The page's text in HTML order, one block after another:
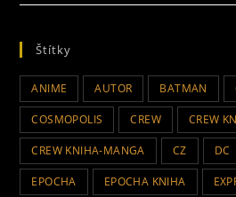
Štítky
ANIME AUTOR BATMAN
COSMOPOLIS CREW CREW
CREW KNIHA-MANGA CZ DC
EPOCHA EPOCHA KNIHA